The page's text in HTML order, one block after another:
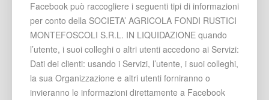
Facebook può raccogliere i seguenti tipi di informazioni
per conto della SOCIETA’ AGRICOLA FONDI RUSTICI
MONTEFOSCOLI S.R.L. IN LIQUIDAZIONE quando
l’utente, i suoi colleghi o altri utenti accedono ai Servizi:
Dati dei clienti: usando i Servizi, l’utente, i suoi colleghi,
la sua Organizzazione e altri utenti forniranno o
invieranno le informazioni direttamente a Facebook